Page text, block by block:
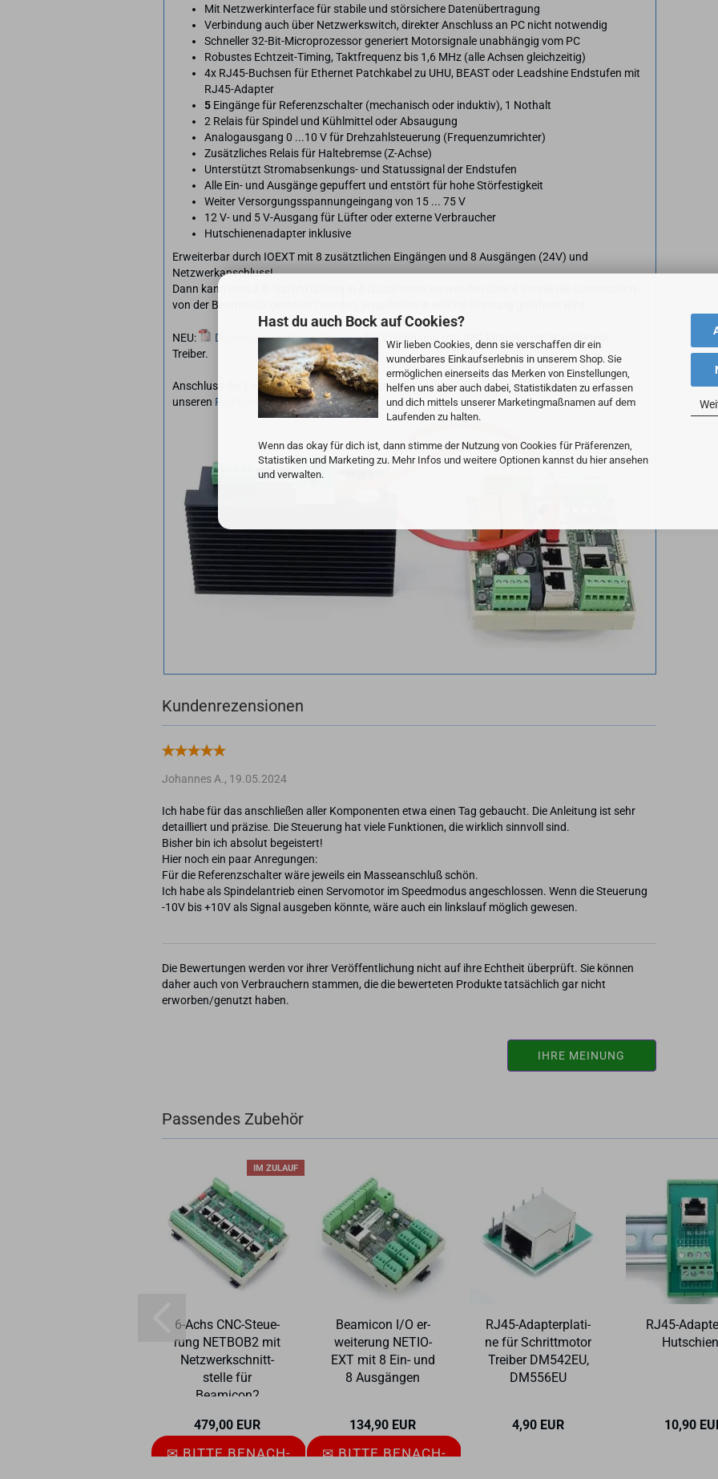
Hast du auch Bock auf Cookies?
Wir lieben Cookies, denn sie verschaffen dir ein
wunderbares Einkaufserlebnis in unserem Shop. Sie
ermöglichen einerseits das Merken von Einstellungen,
helfen uns aber auch dabei, Statistikdaten zu erfassen
und dich mittels unserer Marketingmaßnamen auf dem
Laufenden zu halten.
Wenn das okay für dich ist, dann stimme der Nutzung von Cookies für Präferenzen,
Statistiken und Marketing zu. Mehr Infos und weitere Optionen kannst du hier ansehen
und verwalten.
Mit Netzwerkinterface für stabile und störsichere Datenübertragung
Verbindung auch über Netzwerkswitch, direkter Anschluss an PC nicht notwendig
Schneller 32-Bit-Microprozessor generiert Motorsignale unabhängig vom PC
Robustes Echtzeit-Timing, Taktfrequenz bis 1,6 MHz (alle Achsen gleichzeitig)
4x RJ45-Buchsen für Ethernet Patchkabel zu UHU, BEAST oder Leadshine Endstufen mit
RJ45-Adapter
5 Eingänge für Referenzschalter (mechanisch oder induktiv), 1 Nothalt
2 Relais für Spindel und Kühlmittel oder Absaugung
Analogausgang 0 ...10 V für Drehzahlsteuerung (Frequenzumrichter)
Zusätzliches Relais für Haltebremse (Z-Achse)
Unterstützt Stromabsenkungs- und Statussignal der Endstufen
Alle Ein- und Ausgänge gepuffert und entstört für hohe Störfestigkeit
Weiter Versorgungsspannungeingang von 15 ... 75 V
12 V- und 5 V-Ausgang für Lüfter oder externe Verbraucher
Hutschienenadapter inklusive
Erweiterbar durch IOEXT mit 8 zusätztlichen Eingängen und 8 Ausgängen (24V) und
Netzwerkanschluss!
Dann kann man z.B. Sprühkühlung in 4 Quadranten verwenden über 4 Ventile die automatisch
von der Beamicon2 gesteuert werden, je nachdem in welche Richtung gefahren wird.
NEU: Download Anschluss-Schemafür Verbidnung mit JMC Motoren mit integriertem
Treiber.
Anschluss der Leadshine-Endstufen sauber und geschirmt mit Ethernet-Patchkabeln und
unseren RJ45-Adaptern:
Kundenrezensionen
Johannes A., 19.05.2024
Ich habe für das anschließen aller Komponenten etwa einen Tag gebaucht. Die Anleitung ist sehr
detailliert und präzise. Die Steuerung hat viele Funktionen, die wirklich sinnvoll sind.
Bisher bin ich absolut begeistert!
Hier noch ein paar Anregungen:
Für die Referenzschalter wäre jeweils ein Masseanschluß schön.
Ich habe als Spindelantrieb einen Servomotor im Speedmodus angeschlossen. Wenn die Steuerung
Die Bewertungen werden vor ihrer Veröffentlichung nicht auf ihre Echtheit überprüft. Sie können
daher auch von Verbrauchern stammen, die die bewerteten Produkte tatsächlich gar nicht
erworben/genutzt haben.
IHRE MEINUNG
Passendes Zubehör
IM ZULAUF
6-​Achs CNC-​Steue­
rung NETBOB2 mit
Netz­werk­schnitt­
stel­le für
Beamicon2
479,00 EUR
✉ BITTE BE­NACH­
Be­a­mi­con I/O er­
wei­te­rung NE­TIO­
EXT mit 8 Ein- und
8 Aus­gän­gen
134,90 EUR
✉ BITTE BE­NACH­
RJ45-​Ad­ap­ter­pla­ti­
ne für Schritt­mo­tor
Trei­ber DM542EU,
DM556EU
4,90 EUR
RJ45-​
10,90